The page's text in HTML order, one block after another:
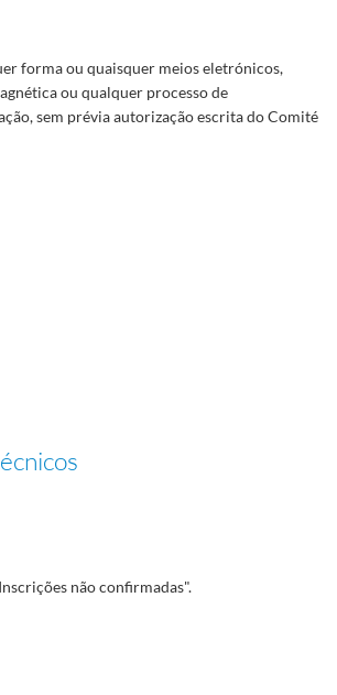
forma ou quaisquer meios eletrónicos,
ou qualquer processo de
sem prévia autorização escrita do Comité
não confirmadas".